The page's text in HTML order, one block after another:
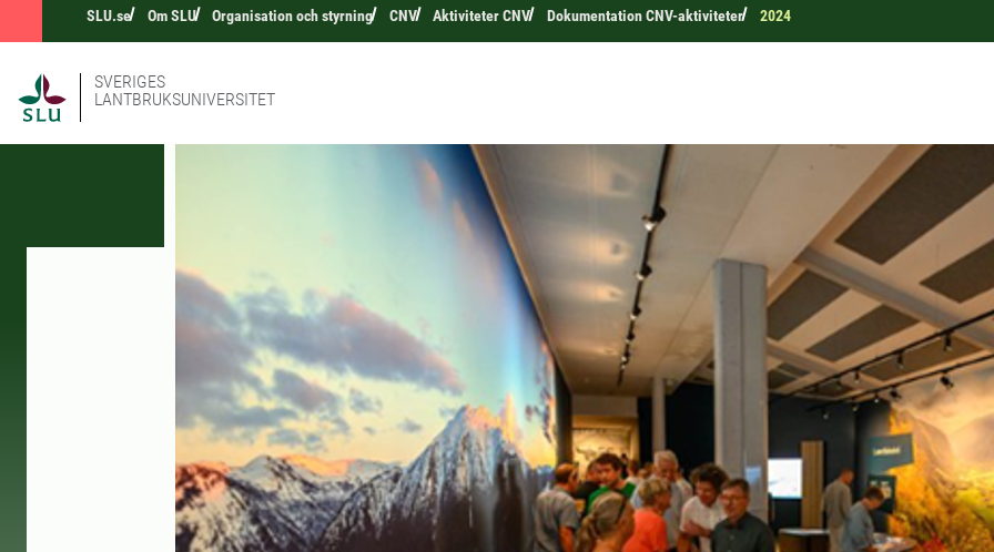
SLU.se Om SLU Organisation och styrning CNV Aktiviteter CNV Dokumentation CNV-aktiviteter 2024
SVERIGES
LANTBRUKSUNIVERSITET